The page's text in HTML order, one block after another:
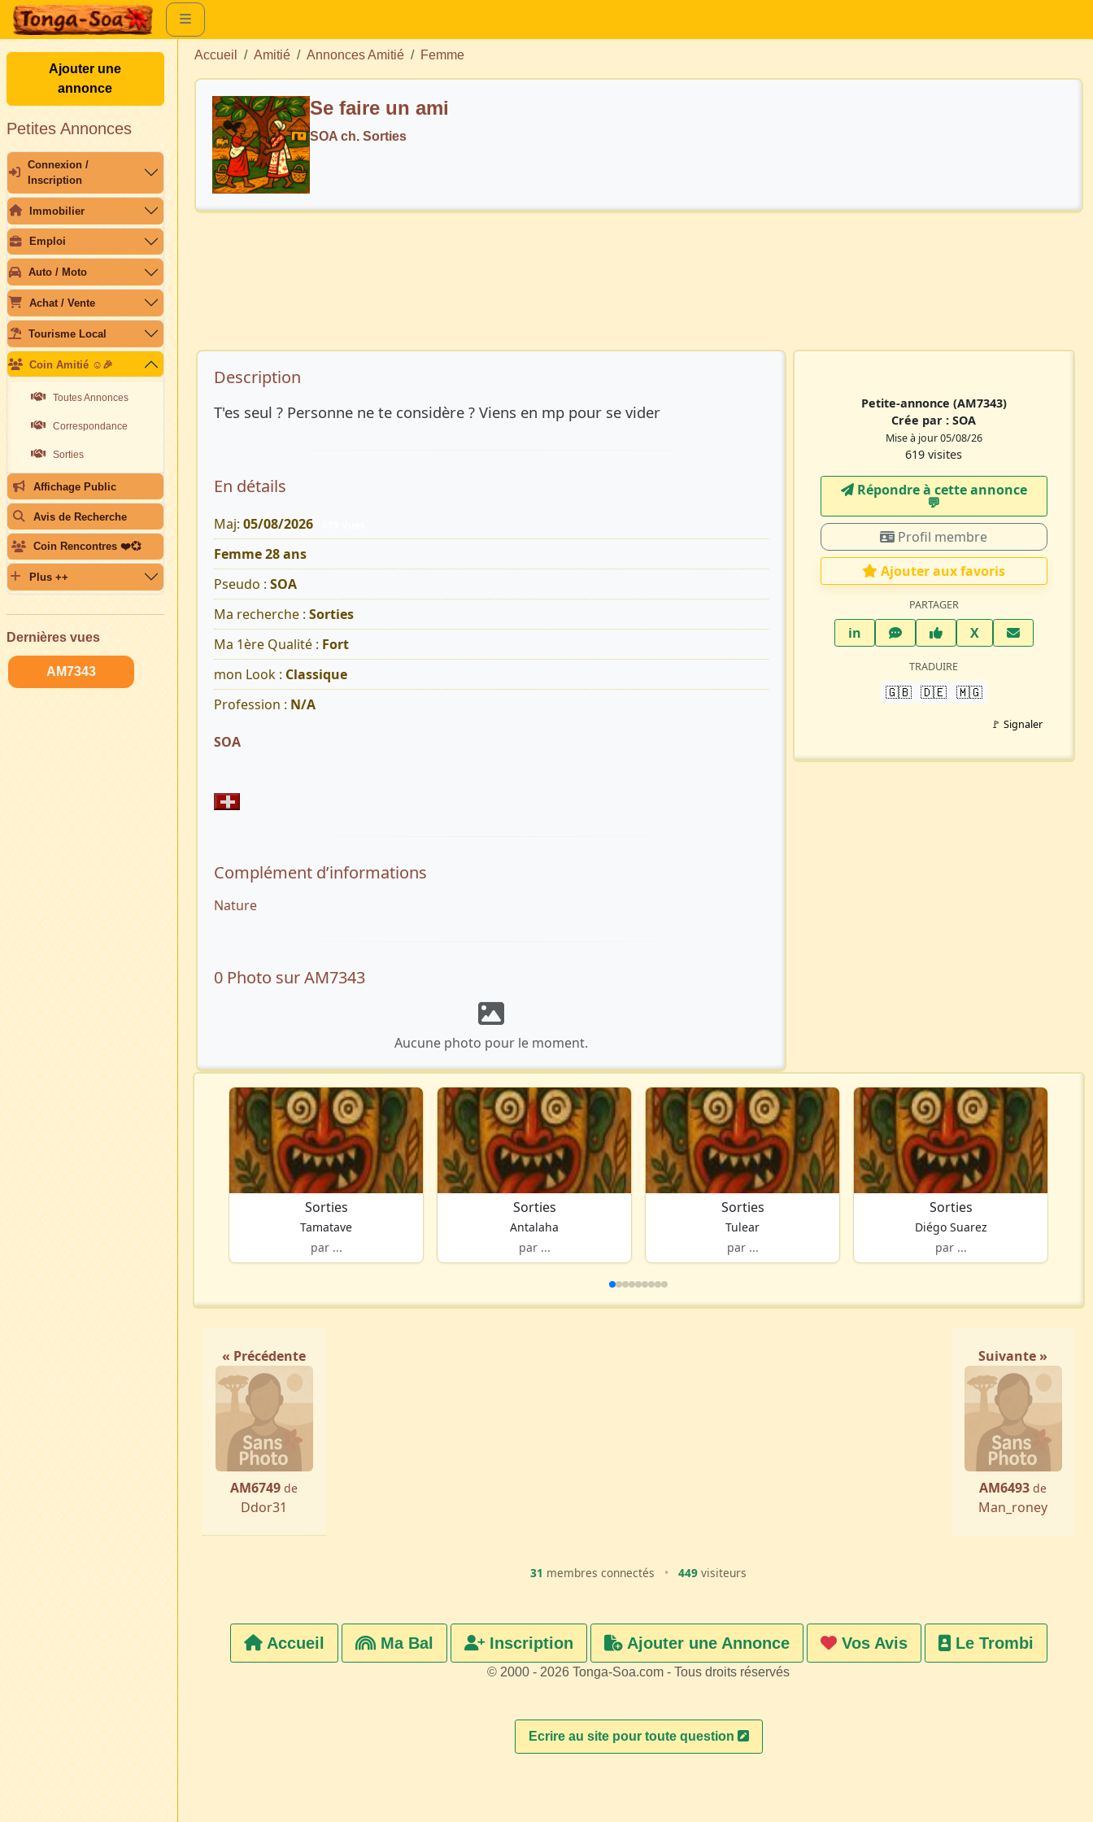
Ajouter une
annonce
Petites Annonces
Connexion /
Inscription
Immobilier
Emploi
Auto / Moto
Achat / Vente
Tourisme Local
Coin Amitié ☺️🎉
Toutes Annonces
Correspondance
Sorties
Affichage Public
Avis de Recherche
Coin Rencontres ❤️💞
Plus ++
Dernières vues
AM7343
Accueil Amitié Annonces Amitié Femme
Se faire un ami
SOA ch. Sorties
Description de l’annonce
Description
T'es seul ? Personne ne te considère ? Viens en mp pour se vider
En détails
Maj: 05/08/2026
Femme 28 ans
Pseudo : SOA
Ma recherche : Sorties
Ma 1ère Qualité : Fort
mon Look : Classique
Profession : N/A
SOA
Complément d’informations
Nature
0 Photo sur AM7343
Aucune photo pour le moment.
Petite-annonce (AM7343)
Crée par :SOA
Mise à jour 05/08/26
619 visites
Répondre à cette annonce
💬​
Profil membre
Ajouter aux favoris
PARTAGER
inLinkedInWhatsAppFacebook
XTwitter X
TRADUIRE
🇬🇧 🇩🇪 🇲🇬
🚩 Signaler
Sorties
Tamatave
par ...
Sorties
Antalaha
par ...
Sorties
Tulear
par ...
Sorties
Diégo Suarez
par ...
« Précédente
AM6749 de
Ddor31
Suivante »
AM6493 de
Man_roney
31 membres connectés • 449 visiteurs
Accueil Ma Bal Inscription Ajouter une Annonce Vos Avis Le Trombi
© 2000 - 2026 Tonga-Soa.com - Tous droits réservés
Ecrire au site pour toute question